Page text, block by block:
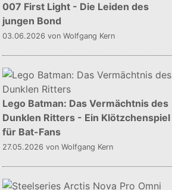
007 First Light - Die Leiden des
jungen Bond
03.06.2026 von Wolfgang Kern
Lego Batman: Das Vermächtnis des
Dunklen Ritters - Ein Klötzchenspiel
für Bat-Fans
27.05.2026 von Wolfgang Kern